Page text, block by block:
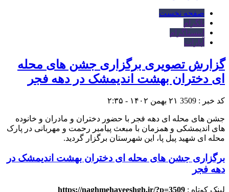
صفحه نخست
تلگرام
اینستاگرام
آپارات
گزارش تصویری برگزاری جشن های محله
ای دختران بهشت اندیمشک در دهه فجر
کد خبر : 3509
جشن های محله ای دهه فجر با حضور دختران و مادران و خانوده
های اندیمشکی و همزمان با مبعث پیامبر رحمت و مهربانی در پارک
محله ای شهید پیل پا، این شهرستان برگزار گردید.
برگزاری جشن های محله ای دختران بهشت اندیمشک در
دهه فجر
لینک کوتاه : https://naghmehayeeshgh.ir/?p=3509